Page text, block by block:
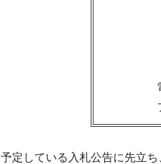
定している入札公告に先立